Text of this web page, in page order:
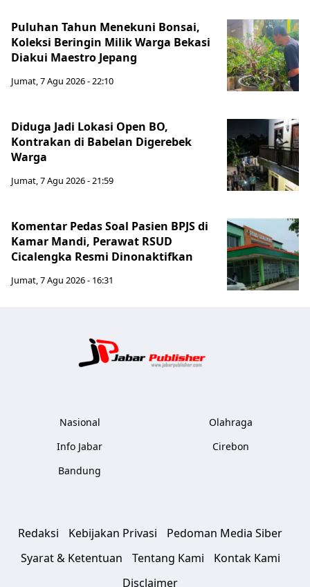
Puluhan Tahun Menekuni Bonsai,
Koleksi Beringin Milik Warga Bekasi
Diakui Maestro Jepang
Jumat, 7 Agu 2026 - 22:10
Diduga Jadi Lokasi Open BO,
Kontrakan di Babelan Digerebek
Warga
Jumat, 7 Agu 2026 - 21:59
Komentar Pedas Soal Pasien BPJS di
Kamar Mandi, Perawat RSUD
Cicalengka Resmi Dinonaktifkan
Jumat, 7 Agu 2026 - 16:31
Nasional
Info Jabar
Bandung
Olahraga
Cirebon
Redaksi Kebijakan Privasi
Pedoman Media Siber
Syarat & Ketentuan
Tentang Kami
Kontak Kami
Disclaimer